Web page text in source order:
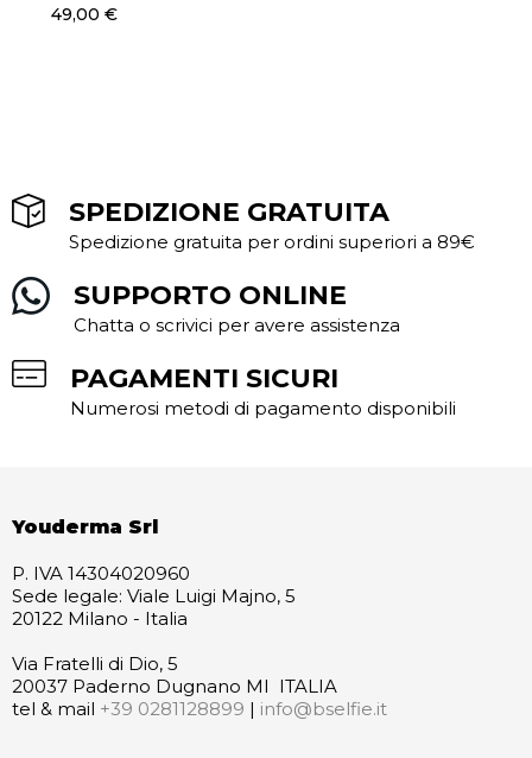
49,00 €
SPEDIZIONE GRATUITA
Spedizione gratuita per ordini superiori a 89€
SUPPORTO ONLINE
Chatta o scrivici per avere assistenza
PAGAMENTI SICURI
Numerosi metodi di pagamento disponibili
Youderma Srl
P. IVA 14304020960
Sede legale: Viale Luigi Majno, 5
20122 Milano - Italia
Via Fratelli di Dio, 5
20037 Paderno Dugnano MI ITALIA
tel & mail +39 0281128899 | info@bselfie.it